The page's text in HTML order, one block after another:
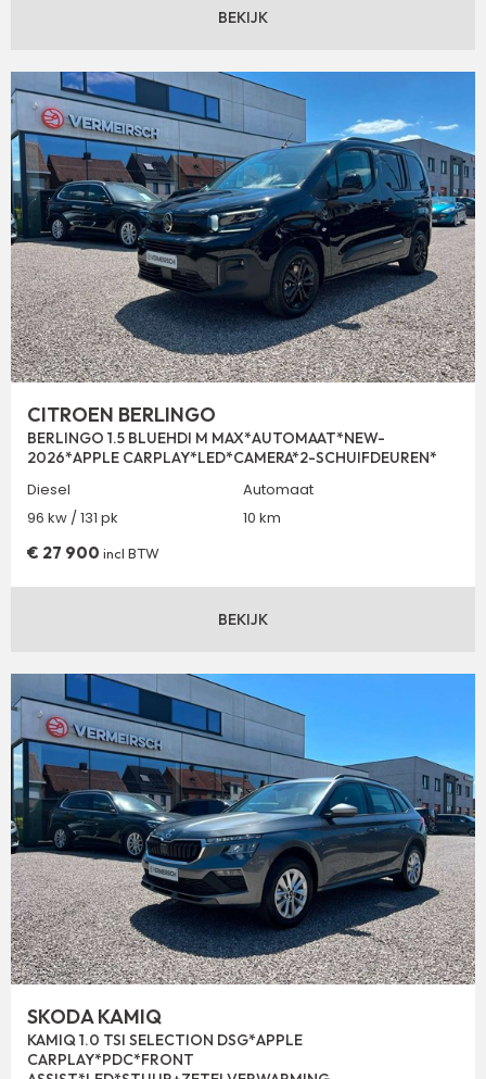
BEKIJK
CITROEN BERLINGO
BERLINGO 1.5 BLUEHDI M MAX*AUTOMAAT*NEW-
2026*APPLE CARPLAY*LED*CAMERA*2-SCHUIFDEUREN*
Diesel
Automaat
96 kw / 131 pk
10 km
€ 27 900 incl BTW
BEKIJK
SKODA KAMIQ
KAMIQ 1.0 TSI SELECTION DSG*APPLE
CARPLAY*PDC*FRONT